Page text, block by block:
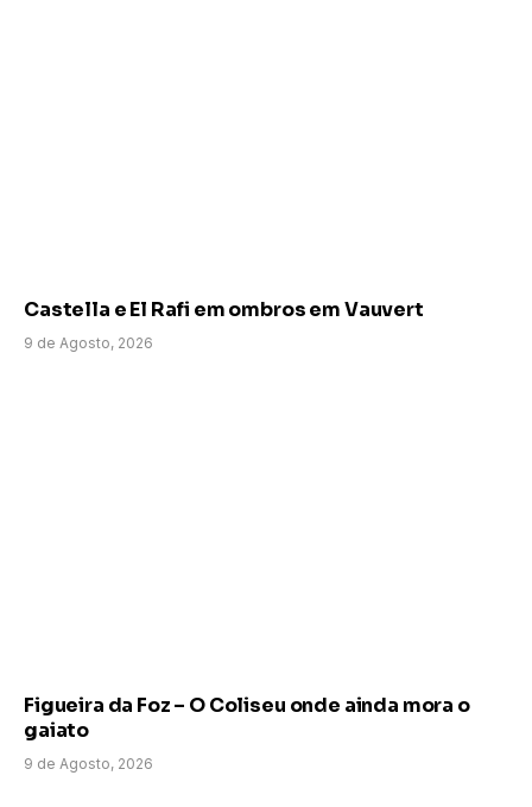
Castella e El Rafi em ombros em Vauvert
9 de Agosto, 2026
Figueira da Foz – O Coliseu onde ainda mora o
gaiato
9 de Agosto, 2026